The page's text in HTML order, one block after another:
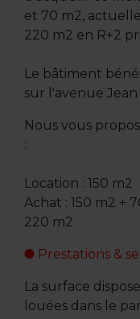
et 70 m2,
220 m2 en R+2
Le bâtiment
sur l'avenue Jean
Nous vous
:
Location : 150 m2
Achat : 150 m2 +
220 m2
Prestations &
La surface
louées dans le